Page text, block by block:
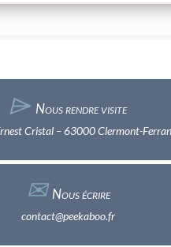
⌲ Nous rendre visite
Cristal – 63000 Clermont-
✉︎Nous écrire
contact@peekaboo.fr